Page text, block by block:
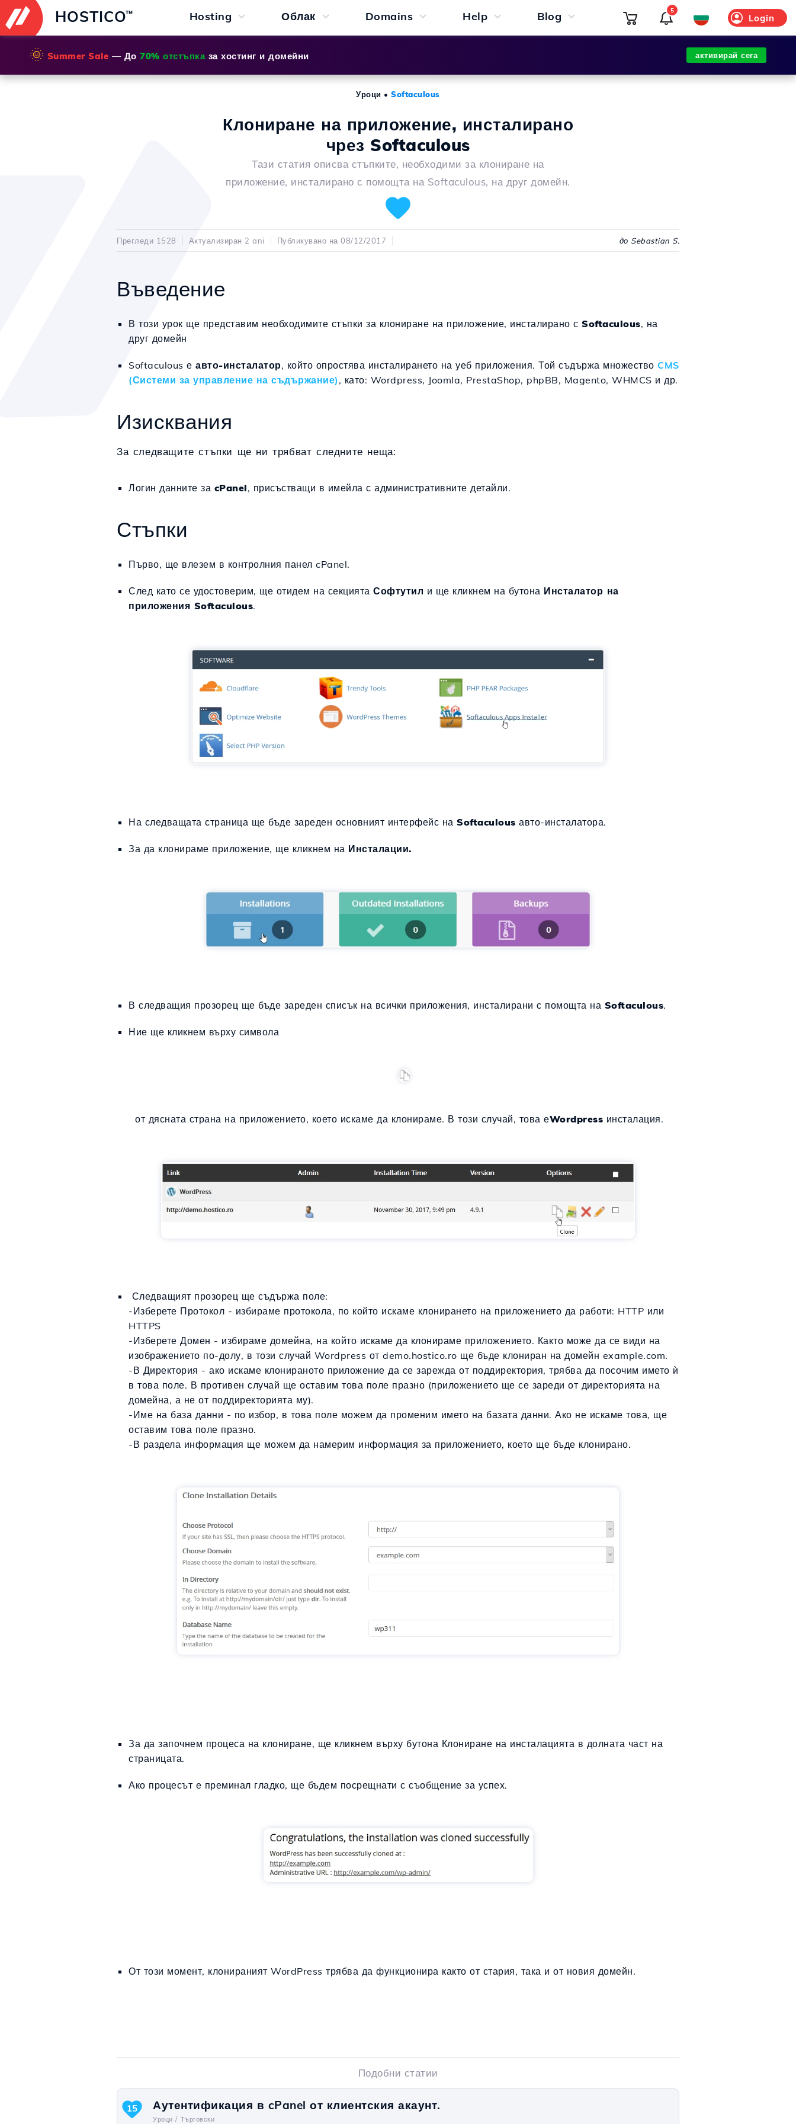
HOSTICO™ Hosting Облак Domains Help Blog Login
5
🌞 Summer Sale — До 70% отстъпказа хостинг и домейни активирай сега
Уроци •Softaculous
Клониране на приложение, инсталирано
чрез Softaculous
Тази статия описва стъпките, необходими за клониране на
приложение, инсталирано с помощта на Softaculous, на друг домейн.
Прегледи 1528 Актуализиран 2 ani Публикувано на 08/12/2017 до Sebastian S.
Въведение
В този урок ще представим необходимите стъпки за клониране на приложение, инсталирано с Softaculous, на
друг домейн
Softaculous е авто-инсталатор, който опростява инсталирането на уеб приложения. Той съдържа множество CMS
(Системи за управление на съдържание) , като: Wordpress, Joomla, PrestaShop, phpBB, Magento, WHMCS и др.
Изисквания
За следващите стъпки ще ни трябват следните неща:
Логин данните за cPanel, присъстващи в имейла с административните детайли.
Стъпки
Първо, ще влезем в контролния панел cPanel.
След като се удостоверим, ще отидем на секцията Софтутил и ще кликнем на бутона Инсталатор на
приложения Softaculous.
На следващата страница ще бъде зареден основният интерфейс на Softaculous авто-инсталатора.
За да клонираме приложение, ще кликнем на Инсталации.
В следващия прозорец ще бъде зареден списък на всички приложения, инсталирани с помощта на Softaculous.
Ние ще кликнем върху символа
от дясната страна на приложението, което искаме да клонираме. В този случай, това еWordpress инсталация.
Следващият прозорец ще съдържа поле:
-Изберете Протокол - избираме протокола, по който искаме клонирането на приложението да работи: HTTP или
HTTPS
-Изберете Домен - избираме домейна, на който искаме да клонираме приложението. Както може да се види на
изображението по-долу, в този случай Wordpress от demo.hostico.ro ще бъде клониран на домейн example.com.
-В Директория - ако искаме клонираното приложение да се зарежда от поддиректория, трябва да посочим името ѝ
в това поле. В противен случай ще оставим това поле празно (приложението ще се зареди от директорията на
домейна, а не от поддиректорията му).
-Име на база данни - по избор, в това поле можем да променим името на базата данни. Ако не искаме това, ще
оставим това поле празно.
-В раздела информация ще можем да намерим информация за приложението, което ще бъде клонирано.
За да започнем процеса на клониране, ще кликнем върху бутона Клониране на инсталацията в долната част на
страницата.
Ако процесът е преминал гладко, ще бъдем посрещнати с съобщение за успех.
От този момент, клонираният WordPress трябва да функционира както от стария, така и от новия домейн.
Подобни статии
Аутентификация в cPanel от клиентския акаунт.
Уроци / Търговски
15